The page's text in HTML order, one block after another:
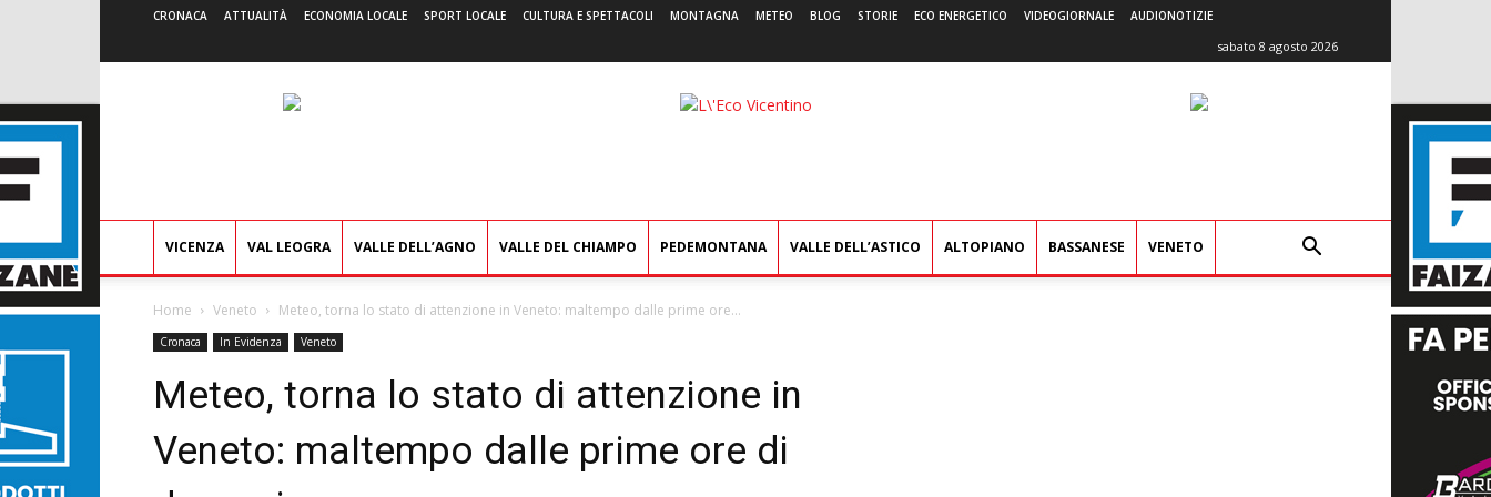
CRONACA ATTUALITÀ ECONOMIA LOCALE SPORT LOCALE CULTURA E SPETTACOLI MONTAGNA METEO BLOG STORIE ECO ENERGETICO VIDEOGIORNALE AUDIONOTIZIE
sabato 8 agosto 2026
L'Eco
VICENZA VAL LEOGRA VALLE DELL’AGNO VALLE DEL CHIAMPO PEDEMONTANA VALLE DELL’ASTICO ALTOPIANO BASSANESE VENETO
Home Veneto Meteo, torna lo stato di attenzione in Veneto: maltempo dalle prime ore...
Cronaca In Evidenza Veneto
Meteo, torna lo stato di attenzione in
Veneto: maltempo dalle prime ore di